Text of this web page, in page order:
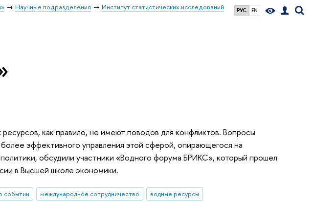
РУС EN
Научные подразделения
Институт статистических исследований
как правило, не имеют поводов для конфликтов. Вопросы
эффективного управления этой сферой, опирающегося на
обсудили участники «Водного форума БРИКС», который прошел
в Высшей школе экономики.
событии международное сотрудничество
водные ресурсы